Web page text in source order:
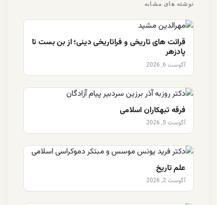
نوشته های مشابه
قرائت های تاریخی و فراتاریخی دینی؛ از بن بست تا
پادزهر
آگوست 6, 2026
فرقه تبهکاران اسلامی
آگوست 5, 2026
علم تاریخ
آگوست 2, 2026